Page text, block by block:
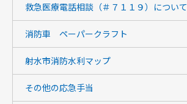
救急医療電話相談（＃７１１９）について
消防車 ペーパークラフト
射水市消防水利マップ
その他の応急手当